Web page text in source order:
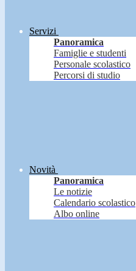
Servizi
Panoramica
Famiglie e studenti
Personale scolastico
Percorsi di studio
Novità
Panoramica
Le notizie
Calendario scolastico
Albo online